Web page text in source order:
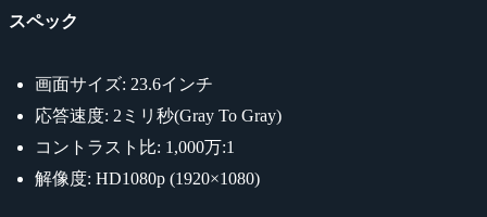
スペック
画面サイズ: 23.6インチ
応答速度: 2ミリ秒(Gray To Gray)
コントラスト比: 1,000万:1
解像度: HD1080p (1920×1080)